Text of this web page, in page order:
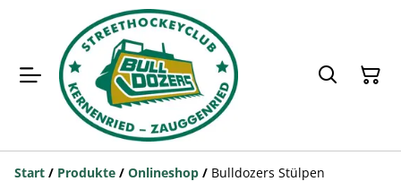
Start / Produkte / Onlineshop / Bulldozers Stülpen